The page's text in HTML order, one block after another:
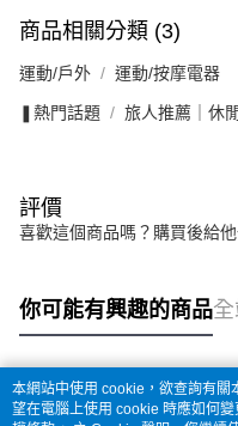
商品相關分類 (3)
運動/戶外 運動/按摩電器
❚熱門話題 旅人推薦｜休
評價
喜歡這個商品嗎？購買後給
你可能有興趣的商品
熱門標籤
本網站中使用 cookie，欲查詢有
望在電腦上使用 cookie 時應如何